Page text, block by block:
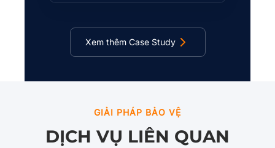
Xem thêm Case Study
GIẢI PHÁP BẢO VỆ
DỊCH VỤ LIÊN QUAN